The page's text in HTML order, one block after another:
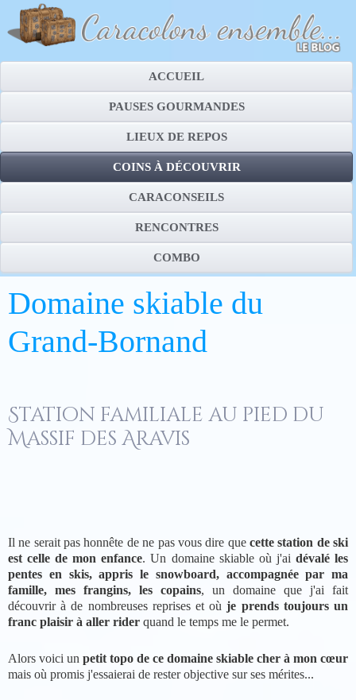
ACCUEIL
PAUSES GOURMANDES
LIEUX DE REPOS
COINS À DÉCOUVRIR
CARACONSEILS
RENCONTRES
COMBO
Domaine skiable du
Grand-Bornand
Station familiale au pied du
Massif des Aravis
Il ne serait pas honnête de ne pas vous dire que cette station de ski
est celle de mon enfance. Un domaine skiable où j'ai dévalé les
pentes en skis, appris le snowboard, accompagnée par ma
famille, mes frangins, les copains, un domaine que j'ai fait
découvrir à de nombreuses reprises et où je prends toujours un
franc plaisir à aller rider quand le temps me le permet.
Alors voici un petit topo de ce domaine skiable cher à mon cœur
mais où promis j'essaierai de rester objective sur ses mérites...